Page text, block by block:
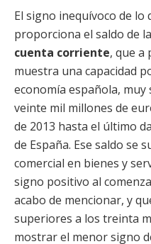
El signo inequívoco de lo
proporciona el saldo de la
cuenta corriente, que a
muestra una capacidad
economía española,
veinte mil millones de
de 2013 hasta el último
de España. Ese saldo se
comercial en bienes y
signo positivo al
acabo de mencionar, y
superiores a los treinta
mostrar el menor signo